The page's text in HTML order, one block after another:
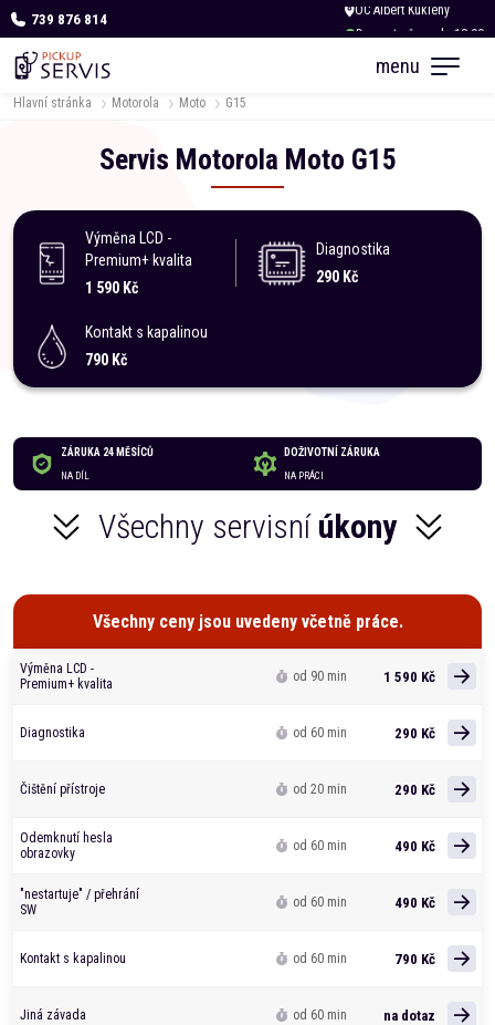
739 876 814
Dnes otevřeno do 18:00
menu
Hlavní stránka Motorola Moto G15
Servis Motorola Moto G15
Diagnostika
290 Kč
Kontakt s kapalinou
790 Kč
Výměna LCD -
Premium+ kvalita
1 590 Kč
ZÁRUKA 24 MĚSÍCŮ
NA DÍL
DOŽIVOTNÍ ZÁRUKA
NA PRÁCI
Všechny servisní úkony
Všechny ceny jsou uvedeny včetně práce.
Výměna LCD -
Premium+ kvalita
od 90 min 1 590 Kč
Diagnostika od 60 min 290 Kč
Čištění přístroje od 20 min 290 Kč
Odemknutí hesla
obrazovky
od 60 min 490 Kč
"nestartuje" / přehrání
SW
od 60 min 490 Kč
Kontakt s kapalinou od 60 min 790 Kč
Jiná závada od 60 min na dotaz